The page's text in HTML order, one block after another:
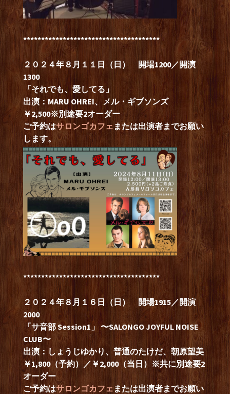
**************************************
２０２４年８月１１日（日） 開場1200／開演
1300
「それでも、愛してる」
出演：MARU OHREI、メル・ギブソンズ
￥2,500※別途要2オーダー
ご予約はサロンゴカフェまたは出演者までお願い
します。
**************************************
２０２４年８月１６日（日） 開場1915／開演
2000
「サ音部 Session1」 〜SALONGO JOYFUL NOISE
CLUB〜
出演：しょうじゆかり、普通のたけだ、朝原望美
￥1,800（予約）／￥2,000（当日）※共に別途要2
オーダー
ご予約はサロンゴカフェ または出演者までお願い